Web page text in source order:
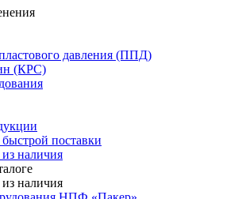
давления (ППД)
(КРС)
поставки
наличия
наличия